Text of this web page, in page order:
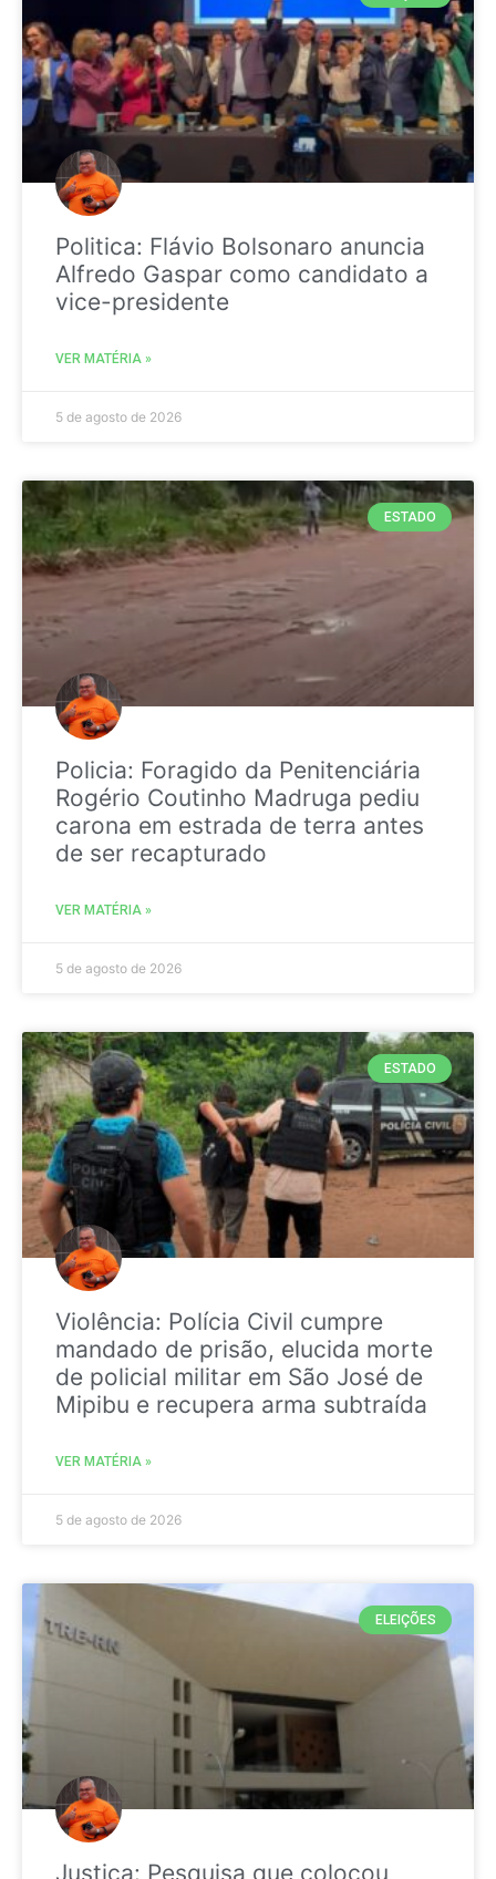
Politica: Flávio Bolsonaro anuncia
Alfredo Gaspar como candidato a
vice-presidente
VER MATÉRIA »
5 de agosto de 2026
ESTADO
Policia: Foragido da Penitenciária
Rogério Coutinho Madruga pediu
carona em estrada de terra antes
de ser recapturado
VER MATÉRIA »
5 de agosto de 2026
ESTADO
Violência: Polícia Civil cumpre
mandado de prisão, elucida morte
de policial militar em São José de
Mipibu e recupera arma subtraída
VER MATÉRIA »
5 de agosto de 2026
ELEIÇÕES
Justiça: Pesquisa que colocou